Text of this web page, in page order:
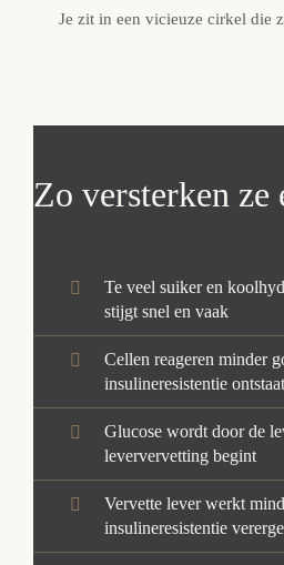
Je zit in een vicieuze cirkel die
Zo versterken ze
Te veel suiker en
stijgt snel en vaak
Cellen reageren minder
insulineresistentie ontstaat
Glucose wordt door de
leververvetting begint
Vervette lever werkt
insulineresistentie